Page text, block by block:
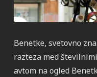
Benetke, svetovno
razteza med
avtom na ogled